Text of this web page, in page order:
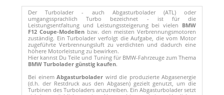
Der Turbolader - auch Abgasturbolader (ATL) oder
umgangssprachlich Turbo bezeichnet - ist für die
Leistungsentfaltung und Leistungssteigerung bei vielen BMW
F12 Coupe-Modellen bzw. den meisten Verbrennungsmotoren
zuständig. Ein Turbolader verfolgt die Aufgabe, die vom Motor
zugeführte Verbrennungsluft zu verdichten und dadurch eine
höhere Motorleistung zu bewirken.
Hier kannst Du Teile und Tuning für BMW-Fahrzeuge zum Thema
BMW Turbolader günstig kaufen.
Bei einem Abgasturbolader wird die produzierte Abgasenergie
(d.h. der Restdruck aus den Abgasen) gezielt genutzt, um die
Turbinen des Turboladers anzutreiben. Ein Abgasturbolader setzt